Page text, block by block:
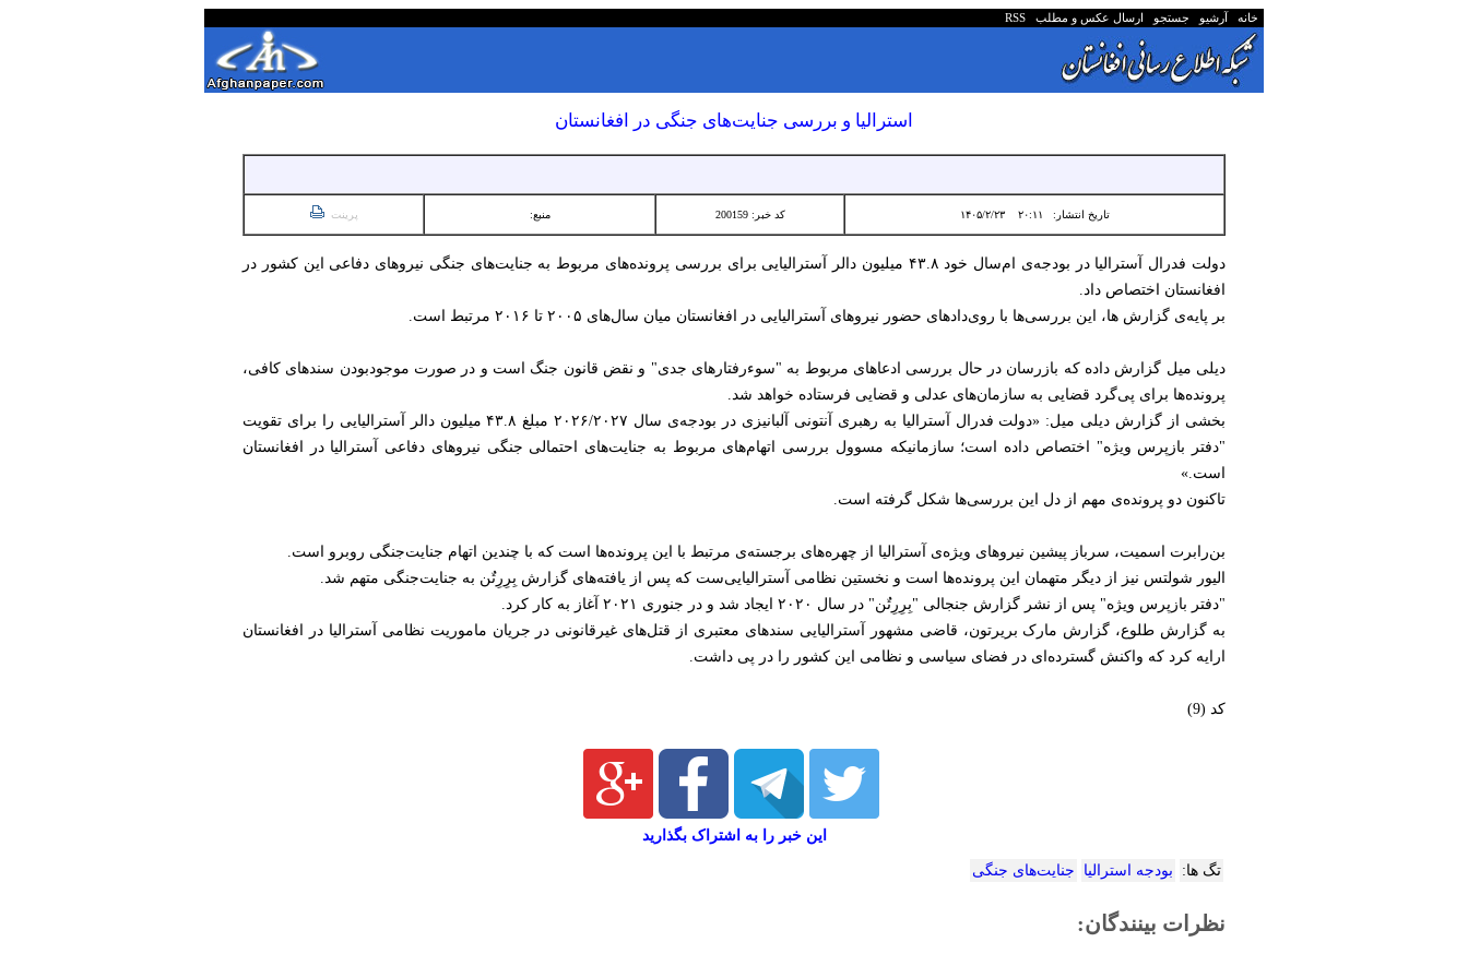
خانه آرشیو جستجو ارسال عکس و مطلب RSS
استرالیا و بررسی جنایت‌های جنگی در افغانستان
تاریخ انتشار: ۲۰:۱۱ ۱۴۰۵/۲/۲۳ کد خبر: 200159 منبع: پرینت
دولت فدرال آسترالیا در بودجه‌ی ام‌سال خود ۴۳.۸ میلیون دالر آسترالیایی برای بررسی پرونده‌های مربوط به جنایت‌های جنگی نیروهای دفاعی این کشور در
افغانستان اختصاص داد.
بر پایه‌ی گزارش ها، این بررسی‌ها با روی‌دادهای حضور نیروهای آسترالیایی در افغانستان میان سال‌های ۲۰۰۵ تا ۲۰۱۶ مرتبط است.
دیلی میل گزارش‌ داده که بازرسان در حال بررسی ادعاهای مربوط به "سوءرفتارهای جدی" و نقض قانون جنگ است و در صورت موجود‌بودن سندهای کافی،
پرونده‌ها برای پی‌گرد قضایی به سازمان‌های عدلی و قضایی فرستاده خواهد شد.
بخشی از گزارش دیلی میل: «دولت فدرال آسترالیا به رهبری آنتونی آلبانیزی در بودجه‌ی سال ۲۰۲۶/۲۰۲۷ مبلغ ۴۳.۸ میلیون دالر آسترالیایی را برای تقویت
"دفتر بازپرس ویژه" اختصاص داده است؛ سازمانیکه مسوول بررسی اتهام‌های مربوط به جنایت‌های احتمالی جنگی نیروهای دفاعی آسترالیا در افغانستان
است.»
تاکنون دو پرونده‌ی مهم از دل این بررسی‌ها شکل گرفته است.
بن‌رابرت اسمیت، سرباز پیشین نیروهای ویژه‌ی آسترالیا از چهره‌های برجسته‌ی مرتبط با این پرونده‌ها است که با چندین اتهام جنایت‌جنگی روبرو است.
الیور شولتس نیز از دیگر متهمان این پرونده‌ها است و نخستین نظامی آسترالیایی‌ست که پس از یافته‌های گزارش بِرِرِتٌن به جنایت‌جنگی متهم شد.
"دفتر بازپرس ویژه" پس از نشر گزارش جنجالی "بِرِرِتٌن" در سال ۲۰۲۰ ایجاد شد و در جنوری ۲۰۲۱ آغاز به کار کرد.
به گزارش طلوع، گزارش مارک بریرتون، قاضی مشهور آسترالیایی سندهای معتبری از قتل‌های غیرقانونی در جریان ماموریت نظامی آسترالیا در افغانستان
ارایه کرد که واکنش گسترده‌ای در فضای سیاسی و نظامی این کشور را در پی داشت.
کد (9)
این خبر را به اشتراک بگذارید
تگ ها: بودجه استرالیا جنایت‌های جنگی
نظرات بینندگان: